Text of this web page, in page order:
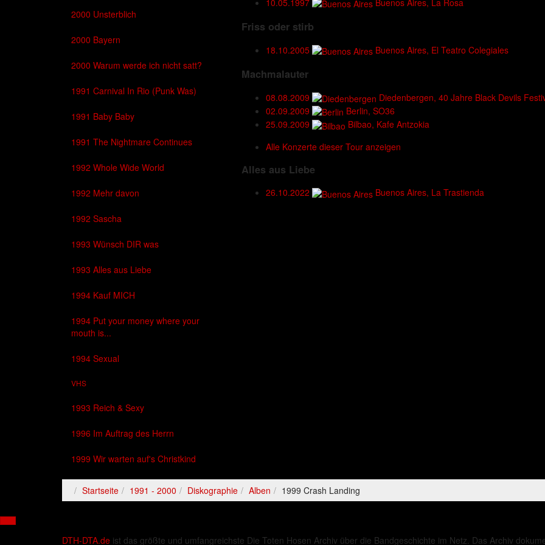
Friss oder stirb
18.10.2005 Buenos Aires, El Teatro Colegiales
Machmalauter
08.08.2009
Diedenbergen, 40 Jahre Black Devils
02.09.2009
Berlin, SO36
25.09.2009
Bilbao, Kafe Antzokia
Alle Konzerte dieser Tour anzeigen
Alles aus Liebe
26.10.2022 Buenos Aires, La Trastienda
2000 Unsterblich
2000 Bayern
2000 Warum werde ich nicht satt?
1991 Carnival In Rio (Punk Was)
1991 Baby Baby
1991 The Nightmare Continues
1992 Whole Wide World
1992 Mehr davon
1992 Sascha
1993 Wünsch DIR was
1993 Alles aus Liebe
1994 Kauf MICH
1994 Put your money where your
mouth is...
1994 Sexual
VHS
1993 Reich & Sexy
1996 Im Auftrag des Herrn
1999 Wir warten auf's Christkind
Startseite 1991 - 2000 Diskographie Alben 1999 Crash Landing
DTH-DTA.de ist das größte und umfangreichste Die Toten Hosen Archiv über die Bandgeschichte im Netz. Das Archiv